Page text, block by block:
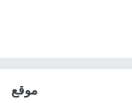
موقع